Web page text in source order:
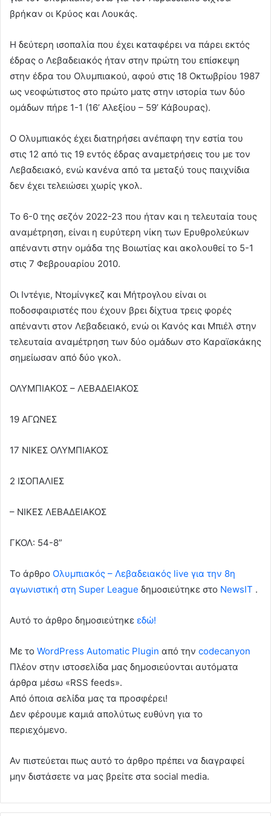
βρήκαν οι Κρύος και Λουκάς.
Η δεύτερη ισοπαλία που έχει καταφέρει να πάρει εκτός
έδρας ο Λεβαδειακός ήταν στην πρώτη του επίσκεψη
στην έδρα του Ολυμπιακού, αφού στις 18 Οκτωβρίου 1987
ως νεοφώτιστος στο πρώτο ματς στην ιστορία των δύο
ομάδων πήρε 1-1 (16’ Αλεξίου – 59’ Κάβουρας).
Ο Ολυμπιακός έχει διατηρήσει ανέπαφη την εστία του
στις 12 από τις 19 εντός έδρας αναμετρήσεις του με τον
Λεβαδειακό, ενώ κανένα από τα μεταξύ τους παιχνίδια
δεν έχει τελειώσει χωρίς γκολ.
Το 6-0 της σεζόν 2022-23 που ήταν και η τελευταία τους
αναμέτρηση, είναι η ευρύτερη νίκη των Ερυθρολεύκων
απέναντι στην ομάδα της Βοιωτίας και ακολουθεί το 5-1
στις 7 Φεβρουαρίου 2010.
Οι Ιντέγιε, Ντομίνγκεζ και Μήτρογλου είναι οι
ποδοσφαιριστές που έχουν βρει δίχτυα τρεις φορές
απέναντι στον Λεβαδειακό, ενώ οι Κανός και Μπιέλ στην
τελευταία αναμέτρηση των δύο ομάδων στο Καραϊσκάκης
σημείωσαν από δύο γκολ.
ΟΛΥΜΠΙΑΚΟΣ – ΛΕΒΑΔΕΙΑΚΟΣ
19 ΑΓΩΝΕΣ
17 ΝΙΚΕΣ ΟΛΥΜΠΙΑΚΟΣ
2 ΙΣΟΠΑΛΙΕΣ
– ΝΙΚΕΣ ΛΕΒΑΔΕΙΑΚΟΣ
ΓΚΟΛ: 54-8”
To άρθρο Ολυμπιακός – Λεβαδειακός live για την 8η
αγωνιστική στη Super League δημοσιεύτηκε στο NewsIT .
Αυτό το άρθρο δημοσιεύτηκε εδώ!
Με το WordPress Automatic Plugin από την codecanyon
Πλέον στην ιστοσελίδα μας δημοσιεύονται αυτόματα
άρθρα μέσω «RSS feeds».
Από όποια σελίδα μας τα προσφέρει!
Δεν φέρουμε καμιά απολύτως ευθύνη για το
περιεχόμενο.
Αν πιστεύεται πως αυτό το άρθρο πρέπει να διαγραφεί
μην διστάσετε να μας βρείτε στα social media.